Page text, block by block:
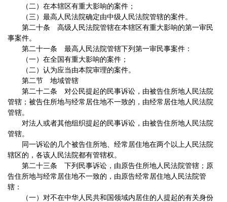
（二）在本辖区有重大影响的案件；
（三）最高人民法院确定由中级人民法院管辖的案件。
第二十条 高级人民法院管辖在本辖区有重大影响的第一审民
事案件。
第二十一条 最高人民法院管辖下列第一审民事案件：
（一）在全国有重大影响的案件；
（二）认为应当由本院审理的案件。
第二节 地域管辖
第二十二条 对公民提起的民事诉讼，由被告住所地人民法院
管辖；被告住所地与经常居住地不一致的，由经常居住地人民法院
管辖。
对法人或者其他组织提起的民事诉讼，由被告住所地人民法院
管辖。
同一诉讼的几个被告住所地、经常居住地在两个以上人民法院
辖区的，各该人民法院都有管辖权。
第二十三条 下列民事诉讼，由原告住所地人民法院管辖；原
告住所地与经常居住地不一致的，由原告经常居住地人民法院管
辖：
（一）对不在中华人民共和国领域内居住的人提起的有关身份